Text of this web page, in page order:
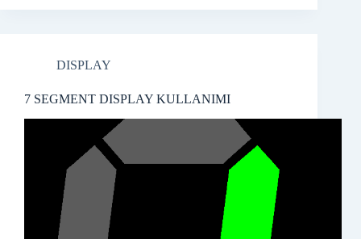
DISPLAY
7 SEGMENT DISPLAY KULLANIMI